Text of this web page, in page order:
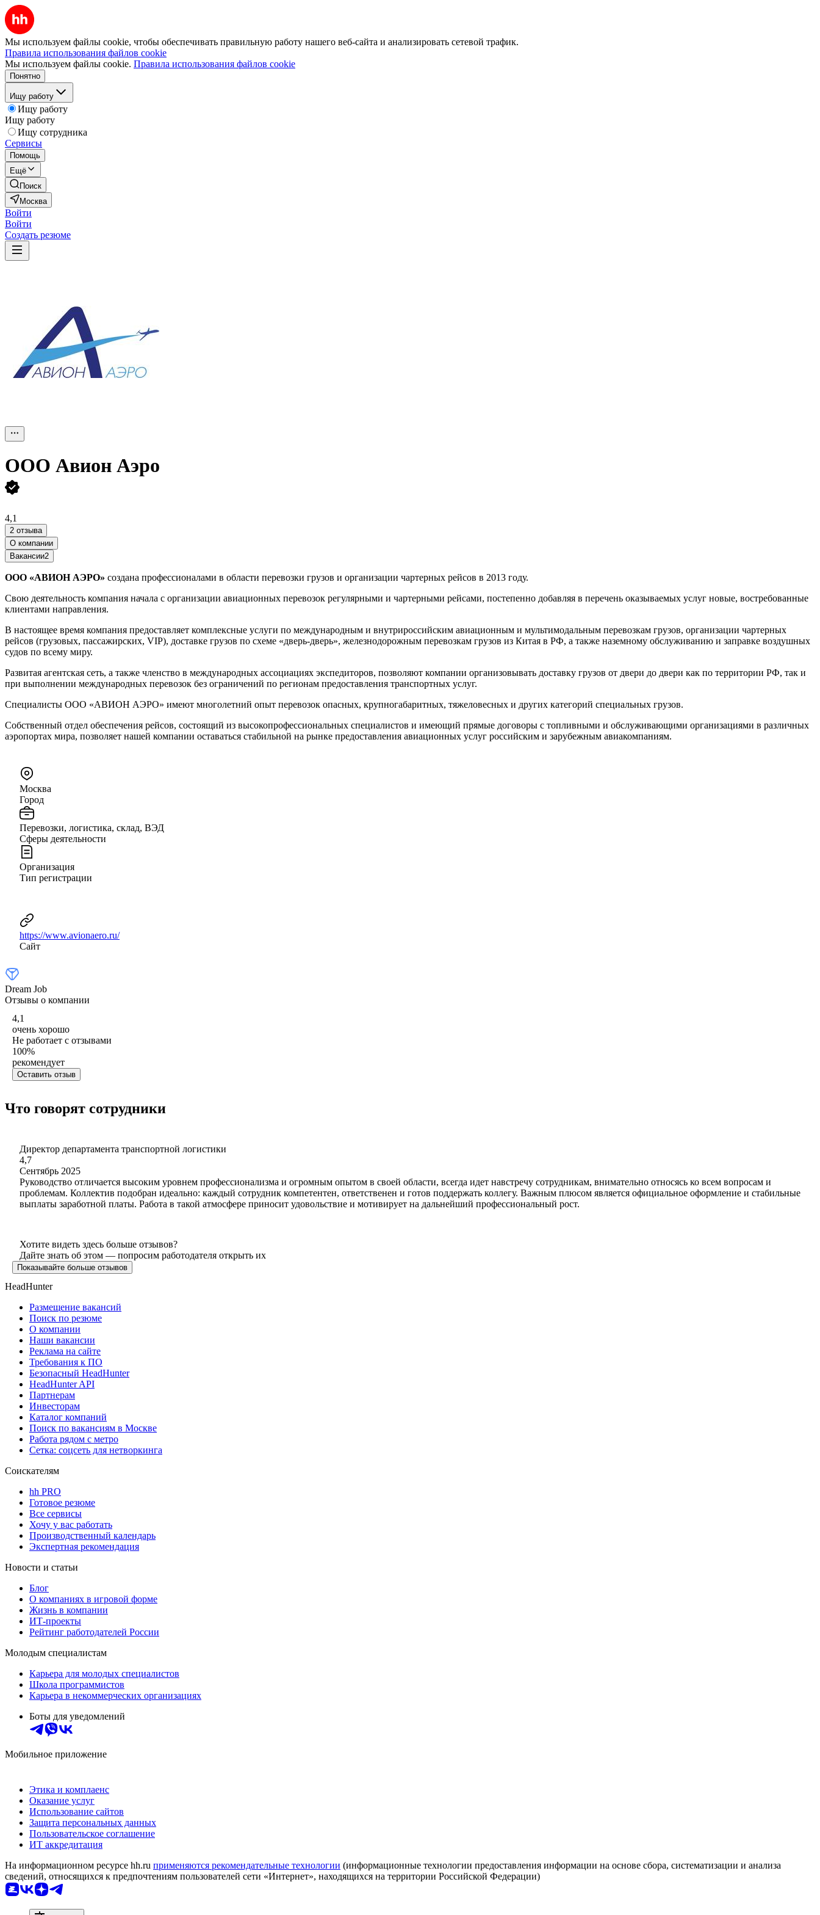
Мы используем файлы cookie, чтобы обеспечивать правильную работу нашего веб-сайта и анализировать сетевой трафик.
Правила использования файлов cookie
Мы используем файлы cookie. Правила использования файлов cookie
Понятно
Ищу работу
Ищу работу
Ищу работу
Ищу сотрудника
Сервисы
Помощь
Ещё
Поиск
Москва
Войти
Войти
Создать резюме
ООО Авион Аэро
4,1
2 отзыва
О компании
Вакансии2
ООО «АВИОН АЭРО» создана профессионалами в области перевозки грузов и организации чартерных рейсов в 2013 году.
Свою деятельность компания начала с организации авиационных перевозок регулярными и чартерными рейсами, постепенно добавляя в перечень оказываемых услуг новые, востребованные
клиентами направления.
В настоящее время компания предоставляет комплексные услуги по международным и внутрироссийским авиационным и мультимодальным перевозкам грузов, организации чартерных
рейсов (грузовых, пассажирских, VIP), доставке грузов по схеме «дверь-дверь», железнодорожным перевозкам грузов из Китая в РФ, а также наземному обслуживанию и заправке воздушных
судов по всему миру.
Развитая агентская сеть, а также членство в международных ассоциациях экспедиторов, позволяют компании организовывать доставку грузов от двери до двери как по территории РФ, так и
при выполнении международных перевозок без ограничений по регионам предоставления транспортных услуг.
Специалисты ООО «АВИОН АЭРО» имеют многолетний опыт перевозок опасных, крупногабаритных, тяжеловесных и других категорий специальных грузов.
Собственный отдел обеспечения рейсов, состоящий из высокопрофессиональных специалистов и имеющий прямые договоры с топливными и обслуживающими организациями в различных
аэропортах мира, позволяет нашей компании оставаться стабильной на рынке предоставления авиационных услуг российским и зарубежным авиакомпаниям.
Москва
Город
Перевозки, логистика, склад, ВЭД
Сферы деятельности
Организация
Тип регистрации
https://www.avionaero.ru/
Сайт
Dream Job
Отзывы о компании
4,1
очень хорошо
Не работает с отзывами
100%
рекомендует
Оставить отзыв
Что говорят сотрудники
Директор департамента транспортной логистики
4,7
Сентябрь 2025
Руководство отличается высоким уровнем профессионализма и огромным опытом в своей области, всегда идет навстречу сотрудникам, внимательно относясь ко всем вопросам и
проблемам. Коллектив подобран идеально: каждый сотрудник компетентен, ответственен и готов поддержать коллегу. Важным плюсом является официальное оформление и стабильные
выплаты заработной платы. Работа в такой атмосфере приносит удовольствие и мотивирует на дальнейший профессиональный рост.
Хотите видеть здесь больше отзывов?
Дайте знать об этом — попросим работодателя открыть их
Показывайте больше отзывов
HeadHunter
Размещение вакансий
Поиск по резюме
О компании
Наши вакансии
Реклама на сайте
Требования к ПО
Безопасный HeadHunter
HeadHunter API
Партнерам
Инвесторам
Каталог компаний
Поиск по вакансиям в Москве
Работа рядом с метро
Сетка: соцсеть для нетворкинга
Соискателям
hh PRO
Готовое резюме
Все сервисы
Хочу у вас работать
Производственный календарь
Экспертная рекомендация
Новости и статьи
Блог
О компаниях в игровой форме
Жизнь в компании
ИТ-проекты
Рейтинг работодателей России
Молодым специалистам
Карьера для молодых специалистов
Школа программистов
Карьера в некоммерческих организациях
Боты для уведомлений
Мобильное приложение
Этика и комплаенс
Оказание услуг
Использование сайтов
Защита персональных данных
Пользовательское соглашение
ИТ аккредитация
На информационном ресурсе hh.ru применяются рекомендательные технологии (информационные технологии предоставления информации на основе сбора, систематизации и анализа
сведений, относящихся к предпочтениям пользователей сети «Интернет», находящихся на территории Российской Федерации)